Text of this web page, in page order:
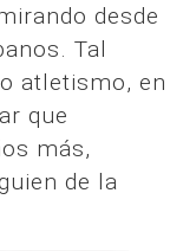
desde
Tal
atletismo, en
que
más,
de la